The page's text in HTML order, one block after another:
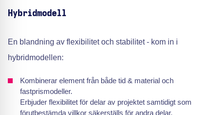
Hybridmodell
En blandning av flexibilitet och stabilitet - kom in i
hybridmodellen:
Kombinerar element från både tid & material och
fastprismodeller.
Erbjuder flexibilitet för delar av projektet samtidigt som
förutbestämda villkor säkerställs för andra delar.